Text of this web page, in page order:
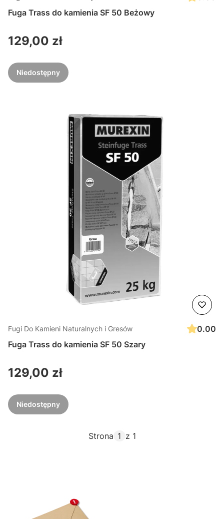
Fuga Trass do kamienia SF 50 Beżowy
Cena
129,00 zł
Niedostępny
Fugi Do Kamieni Naturalnych i Gresów
0.00
Fuga Trass do kamienia SF 50 Szary
Cena
129,00 zł
Niedostępny
Strona z 1